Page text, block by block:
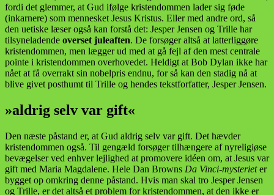
fordi det glemmer, at Gud ifølge kristendommen lader sig føde
(inkarnere) som mennesket Jesus Kristus. Eller med andre ord, så
den uetiske læser også kan forstå det: Jesper Jensen og Trille har
tilsyneladende overset juleaften. De forsøger altså at latterliggøre
kristendommen, men lægger ud med at gå fejl af den mest centrale
pointe i kristendommen overhovedet. Heldigt at Bob Dylan ikke har
nået at få overrakt sin nobelpris endnu, for så kan den stadig nå at
blive givet posthumt til Trille og hendes tekstforfatter, Jesper Jensen.
»aldrig selv var gift«
Den næste påstand er, at Gud aldrig selv var gift. Det hævder
kristendommen også. Til gengæld forsøger tilhængere af nyreligiøse
bevægelser ved enhver lejlighed at promovere idéen om, at Jesus var
gift med Maria Magdalene. Hele Dan Browns Da Vinci-mysterieter
bygget op omkring denne påstand. Hvis man skal tro Jesper Jensen
og Trille, er det altså et problem for kristendommen, at den ikke er